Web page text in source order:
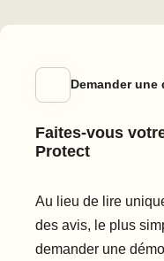
Demander une
Faites-vous
Protect
Au lieu de lire
des avis, le plus
demander une